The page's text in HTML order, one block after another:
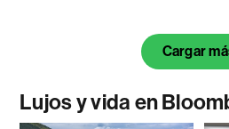
Cargar
Lujos y vida en